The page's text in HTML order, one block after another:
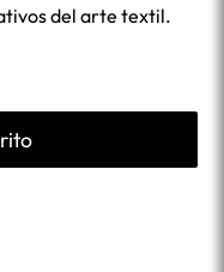
del arte textil.